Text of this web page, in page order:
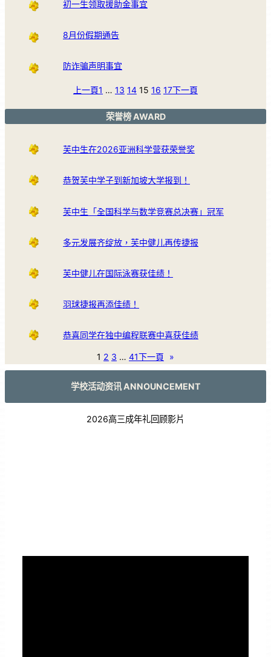
初一生领取援助金事宜
8月份假期通告
防诈骗声明事宜
上一頁1 … 13 14 15 16 17下一頁
荣誉榜 AWARD
芙中生在2026亚洲科学营获荣誉奖
恭贺芙中学子到新加坡大学报到！
芙中生「全国科学与数学竞赛总决赛」冠军
多元发展齐绽放，芙中健儿再传捷报
芙中健儿在国际泳赛获佳绩！
羽球捷报再添佳绩！
恭喜同学在独中编程联赛中喜获佳绩
1 2 3 … 41下一頁 »
学校活动资讯 ANNOUNCEMENT
2026高三成年礼回顾影片